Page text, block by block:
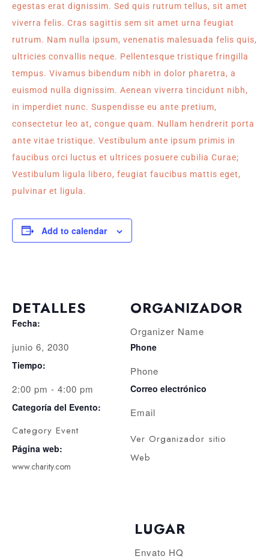
egestas erat dignissim. Sed quis rutrum tellus, sit amet
viverra felis. Cras sagittis sem sit amet urna feugiat
rutrum. Nam nulla ipsum, venenatis malesuada felis quis,
ultricies convallis neque. Pellentesque tristique fringilla
tempus. Vivamus bibendum nibh in dolor pharetra, a
euismod nulla dignissim. Aenean viverra tincidunt nibh,
in imperdiet nunc. Suspendisse eu ante pretium,
consectetur leo at, congue quam. Nullam hendrerit porta
ante vitae tristique. Vestibulum ante ipsum primis in
faucibus orci luctus et ultrices posuere cubilia Curae;
Vestibulum ligula libero, feugiat faucibus mattis eget,
pulvinar et ligula.
Add to calendar
DETALLES
Fecha:
junio 6, 2030
Tiempo:
2:00 pm - 4:00 pm
Categoría del Evento:
Category Event
Página web:
www.charity.com
ORGANIZADOR
Organizer Name
Phone
Phone
Correo electrónico
Email
Ver Organizador sitio
Web
LUGAR
Envato HQ